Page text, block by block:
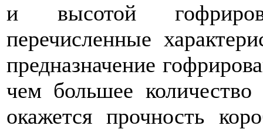
и высотой
перечисленные
предназначение
чем большее
окажется прочность